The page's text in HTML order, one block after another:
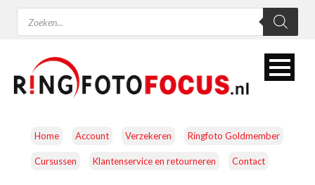
Producten
zoeken
Home Account Verzekeren Ringfoto Goldmember
Cursussen Klantenservice en retourneren Contact